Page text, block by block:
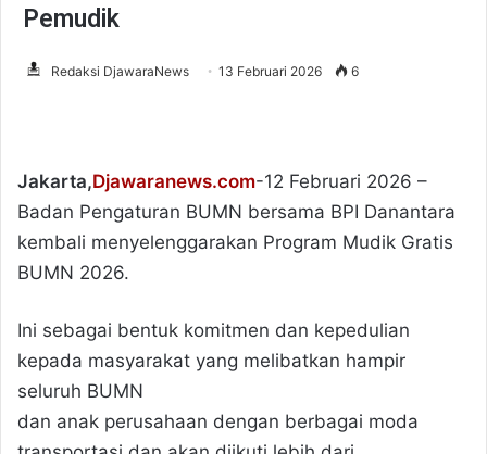
Pemudik
Redaksi DjawaraNews 13 Februari 2026 6
Jakarta,Djawaranews.com-12 Februari 2026 –
Badan Pengaturan BUMN bersama BPI Danantara
kembali menyelenggarakan Program Mudik Gratis
BUMN 2026.
Ini sebagai bentuk komitmen dan kepedulian
kepada masyarakat yang melibatkan hampir
seluruh BUMN
dan anak perusahaan dengan berbagai moda